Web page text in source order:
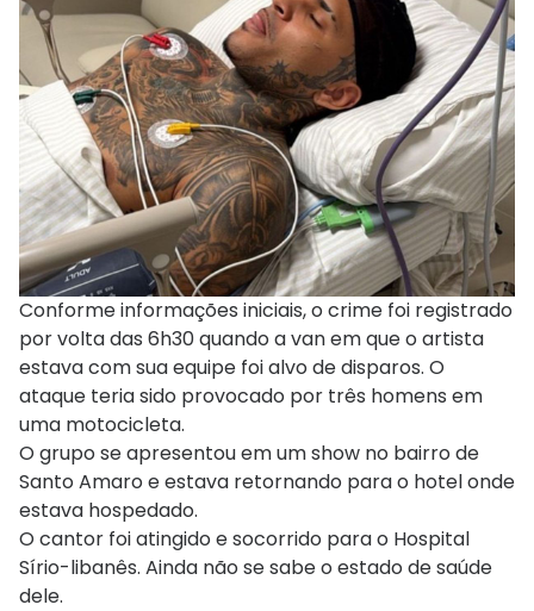
Conforme informações iniciais, o crime foi registrado
por volta das 6h30 quando a van em que o artista
estava com sua equipe foi alvo de disparos. O
ataque teria sido provocado por três homens em
uma motocicleta.
O grupo se apresentou em um show no bairro de
Santo Amaro e estava retornando para o hotel onde
estava hospedado.
O cantor foi atingido e socorrido para o Hospital
Sírio-libanês. Ainda não se sabe o estado de saúde
dele.